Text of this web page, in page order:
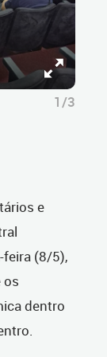
1/3
e
feira (8/5),
os
dentro